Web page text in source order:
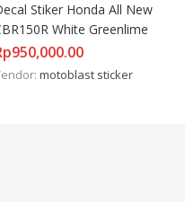
Stiker Honda All New
White Greenlime
950,000.00
motoblast sticker